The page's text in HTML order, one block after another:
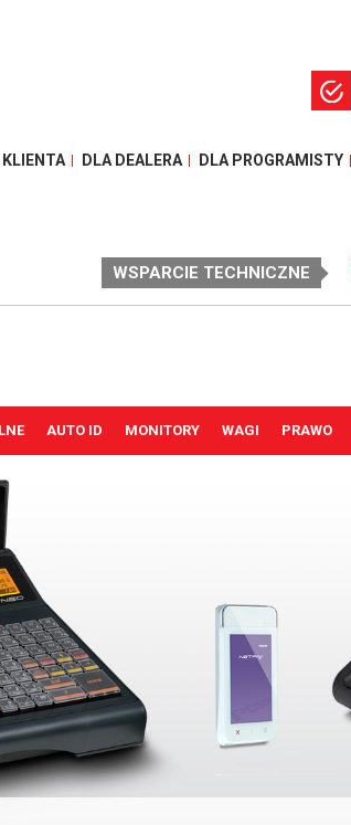
KLIENTA DLA DEALERA DLA PROGRAMISTY
WSPARCIE TECHNICZNE
AUTO ID MONITORY WAGI PRAWO